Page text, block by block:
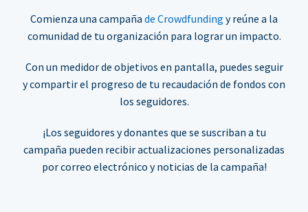
Comienza una campaña de Crowdfunding y reúne a la
comunidad de tu organización para lograr un impacto.
Con un medidor de objetivos en pantalla, puedes seguir
y compartir el progreso de tu recaudación de fondos con
los seguidores.
¡Los seguidores y donantes que se suscriban a tu
campaña pueden recibir actualizaciones personalizadas
por correo electrónico y noticias de la campaña!